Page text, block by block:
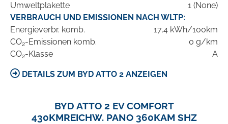
Umweltplakette
1 (None)
VERBRAUCH UND EMISSIONEN NACH WLTP:
Energieverbr. komb.
17,4 kWh/100km
CO2-Emissionen komb.
0 g/km
CO2-Klasse A
DETAILS ZUM BYD ATTO 2 ANZEIGEN
BYD ATTO 2 EV COMFORT
430KMREICHW. PANO 360KAM SHZ